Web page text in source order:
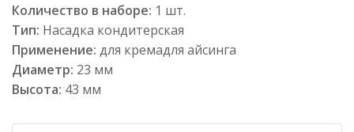
Количество в наборе: 1 шт.
Тип: Насадка кондитерская
Применение: для кремадля айсинга
Диаметр: 23 мм
Высота: 43 мм